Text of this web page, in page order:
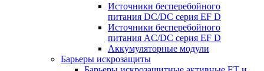
Источники бесперебойного
питания DC/DC серия EF D
Источники бесперебойного
питания AC/DC серия EF D
Аккумуляторные модули
Барьеры искрозащиты